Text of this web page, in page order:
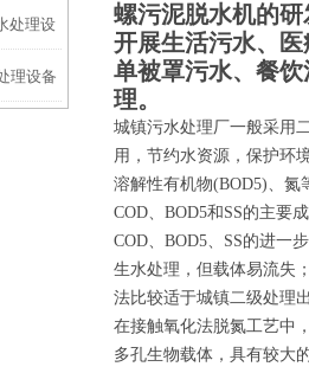
处理设
理设备
螺污泥脱水机的
开展生活污水、
单被罩污水、餐
理。
城镇污水处理厂一般采用
用，节约水资源，保护环
溶解性有机物(BOD5)、
COD、BOD5和SS的主要
COD、BOD5、SS的进一
生水处理，但载体易流失
法比较适于城镇二级处理
在接触氧化法脱氮工艺中
多孔生物载体，具有较大